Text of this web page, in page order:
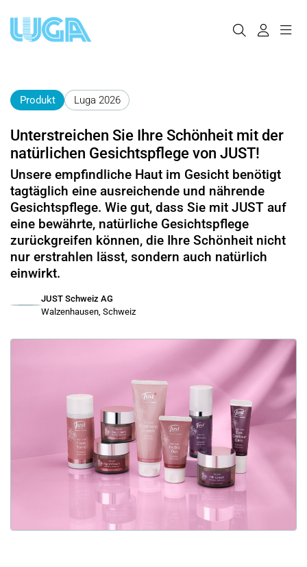
Produkt Luga 2026
Unterstreichen Sie Ihre Schönheit mit der
natürlichen Gesichtspflege von JUST!
Unsere empfindliche Haut im Gesicht benötigt
tagtäglich eine ausreichende und nährende
Gesichtspflege. Wie gut, dass Sie mit JUST auf
eine bewährte, natürliche Gesichtspflege
zurückgreifen können, die Ihre Schönheit nicht
nur erstrahlen lässt, sondern auch natürlich
einwirkt.
JUST Schweiz AG
Walzenhausen, Schweiz